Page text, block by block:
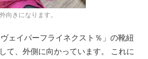
向きになります。
ヴェイパーフライネクスト％」の靴紐
て、外側に向かっています。 これに